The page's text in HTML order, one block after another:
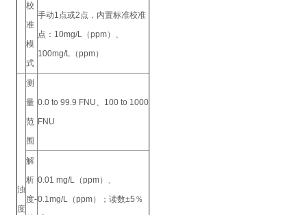
校
准
模
式
手动1点或2点，内置标准校准
点：10mg/L（ppm）、
100mg/L（ppm）
浊
度
测
量
范
围
0.0 to 99.9 FNU、100 to 1000
FNU
解
析
度-
0.01 mg/L（ppm）、
0.1mg/L（ppm）；读数±5％